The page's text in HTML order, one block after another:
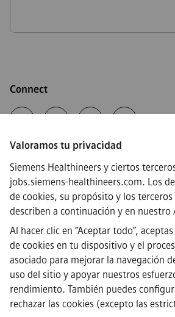
Valoramos tu privacidad
Siemens Healthineers y ciertos
jobs.siemens-healthineers.com. Los
de cookies, su propósito y los
describen a continuación y en nuestro
Al hacer clic en “Aceptar todo”,
de cookies en tu dispositivo y el
asociado para mejorar la navegación
uso del sitio y apoyar nuestros
rendimiento. También puedes
rechazar las cookies (excepto las
Connect
Siemens Healthineers AG © 2026
Preguntas
·
·
Aviso de
·
Términos
·